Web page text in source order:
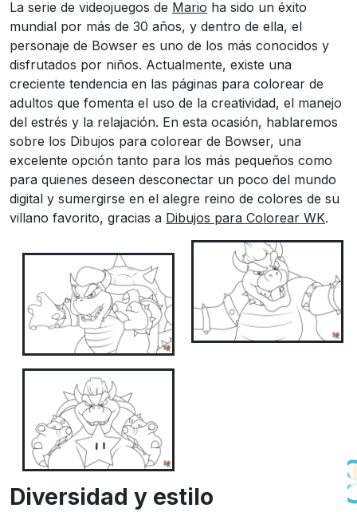
La serie de videojuegos de Mario ha sido un éxito
mundial por más de 30 años, y dentro de ella, el
personaje de Bowser es uno de los más conocidos y
disfrutados por niños. Actualmente, existe una
creciente tendencia en las páginas para colorear de
adultos que fomenta el uso de la creatividad, el manejo
del estrés y la relajación. En esta ocasión, hablaremos
sobre los Dibujos para colorear de Bowser, una
excelente opción tanto para los más pequeños como
para quienes deseen desconectar un poco del mundo
digital y sumergirse en el alegre reino de colores de su
villano favorito, gracias a Dibujos para Colorear WK.
Diversidad y estilo